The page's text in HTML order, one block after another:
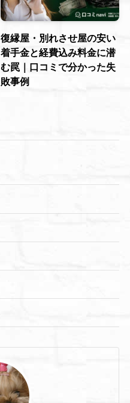
復縁屋・別れさせ屋の安い
着手金と経費込み料金に潜
む罠｜口コミで分かった失
敗事例